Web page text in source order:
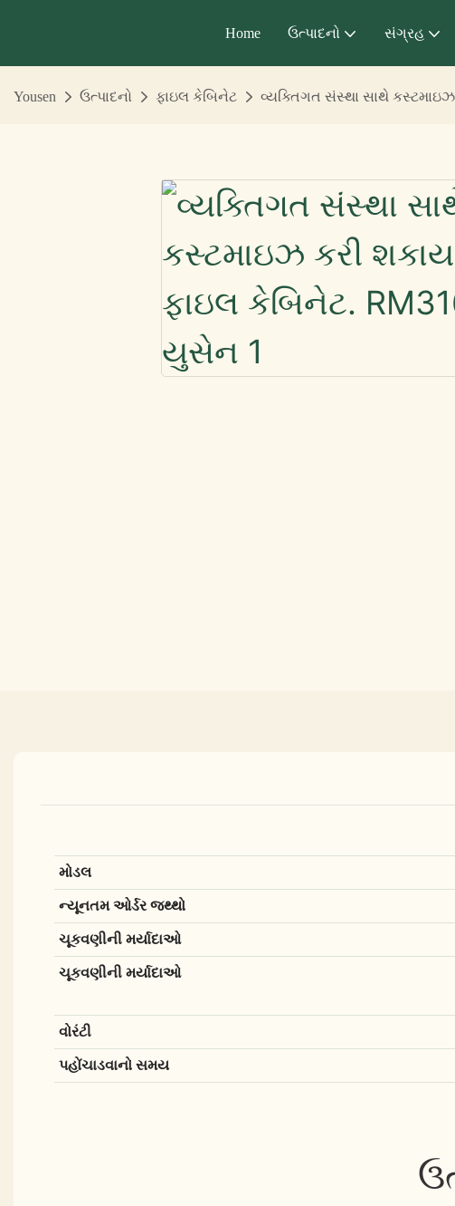
Home ઉત્પાદનો સંગ્રહ
Yousen ઉત્પાદનો ફાઇલ કેબિનેટ વ્યક્તિગત સંસ્થા સાથે
મોડલ
ન્યૂનતમ ઓર્ડર જથ્થો
ચૂકવણીની મર્યાદાઓ
ચૂકવણીની મર્યાદાઓ
વોરંટી
પહોંચાડવાનો સમય